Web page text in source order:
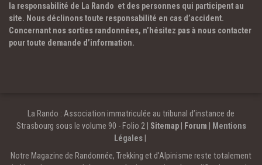
la responsabilité de La Rando et des personnes qui participent au
site. Nous déclinons toute responsabilité en cas d’accident.
Concernant nos sorties randonnées, n’hésitez pas à nous contacter
pour toute demande d’information.
La Rando : Association immatriculée au tribunal d’instance de
Strasbourg sous le volume 90 - Folio 2 | Sitemap| Forum
Mentions
Légales
Notre Magazine de Randonnée, Trekking et d'Alpinisme reste totalement